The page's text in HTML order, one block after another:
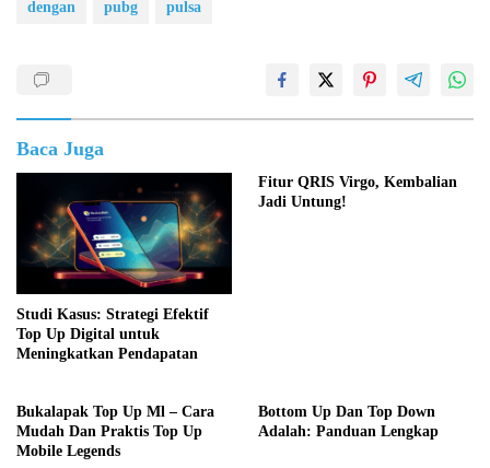
dengan pubg pulsa
Baca Juga
Studi Kasus: Strategi Efektif
Top Up Digital untuk
Meningkatkan Pendapatan
Fitur QRIS Virgo, Kembalian
Jadi Untung!
Bukalapak Top Up Ml – Cara
Mudah Dan Praktis Top Up
Mobile Legends
Bottom Up Dan Top Down
Adalah: Panduan Lengkap